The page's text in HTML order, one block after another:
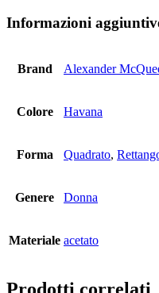
Informazioni
Brand Alexander
Colore Havana
Forma Quadrato,
Genere Donna
Materiale acetato
Prodotti correlati